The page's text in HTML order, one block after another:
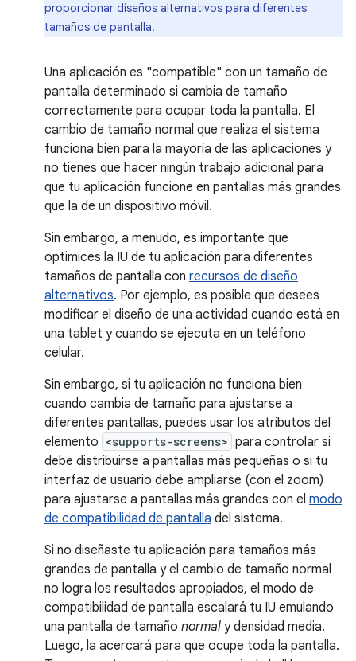
proporcionar diseños alternativos para diferentes
tamaños de pantalla.
Una aplicación es "compatible" con un tamaño de
pantalla determinado si cambia de tamaño
correctamente para ocupar toda la pantalla. El
cambio de tamaño normal que realiza el sistema
funciona bien para la mayoría de las aplicaciones y
no tienes que hacer ningún trabajo adicional para
que tu aplicación funcione en pantallas más grandes
que la de un dispositivo móvil.
Sin embargo, a menudo, es importante que
optimices la IU de tu aplicación para diferentes
tamaños de pantalla con recursos de diseño
alternativos. Por ejemplo, es posible que desees
modificar el diseño de una actividad cuando está en
una tablet y cuando se ejecuta en un teléfono
celular.
Sin embargo, si tu aplicación no funciona bien
cuando cambia de tamaño para ajustarse a
diferentes pantallas, puedes usar los atributos del
elemento <supports-screens> para controlar si
debe distribuirse a pantallas más pequeñas o si tu
interfaz de usuario debe ampliarse (con el zoom)
para ajustarse a pantallas más grandes con el modo
de compatibilidad de pantalla del sistema.
Si no diseñaste tu aplicación para tamaños más
grandes de pantalla y el cambio de tamaño normal
no logra los resultados apropiados, el modo de
compatibilidad de pantalla escalará tu IU emulando
una pantalla de tamaño normal y densidad media.
Luego, la acercará para que ocupe toda la pantalla.